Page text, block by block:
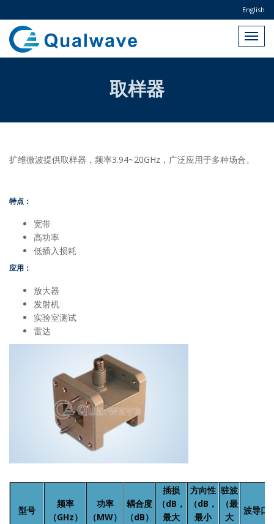
English
取样器
扩维微波提供取样器，频率3.94~20GHz，广泛应用于多种场合。
特点：
宽带
高功率
低插入损耗
应用：
放大器
发射机
实验室测试
雷达
型号
频率
（GHz）
功率
（MW）
耦合度
（dB）
插损
（dB，
最大
方向性
（dB，
最小
驻波
（最
大
波导口